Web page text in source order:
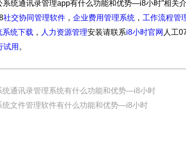
系统通讯录管理app有什么功能和优势—i8小时”相关
社交协同管理软件 ， 企业费用管理系统 ， 工作流程管
系统下载 ， 人力资源管理安装请联系i8小时官网 人工
试用 。
统通讯录管理系统有什么功能和优势—i8小时
统文件管理软件有什么功能和优势—i8小时